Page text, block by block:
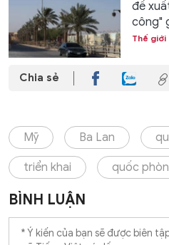
đề
công"
Thế giới
Chia sẻ
Mỹ Ba Lan
triển khai quốc
BÌNH LUẬN